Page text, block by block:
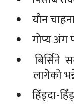
यौन
गोप्य अंग
लागेको
हिँड्दा-